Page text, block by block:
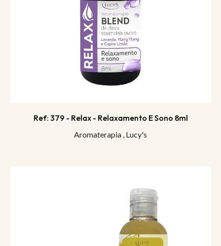
Ref: 379 - Relax - Relaxamento E Sono 8ml
Aromaterapia , Lucy's